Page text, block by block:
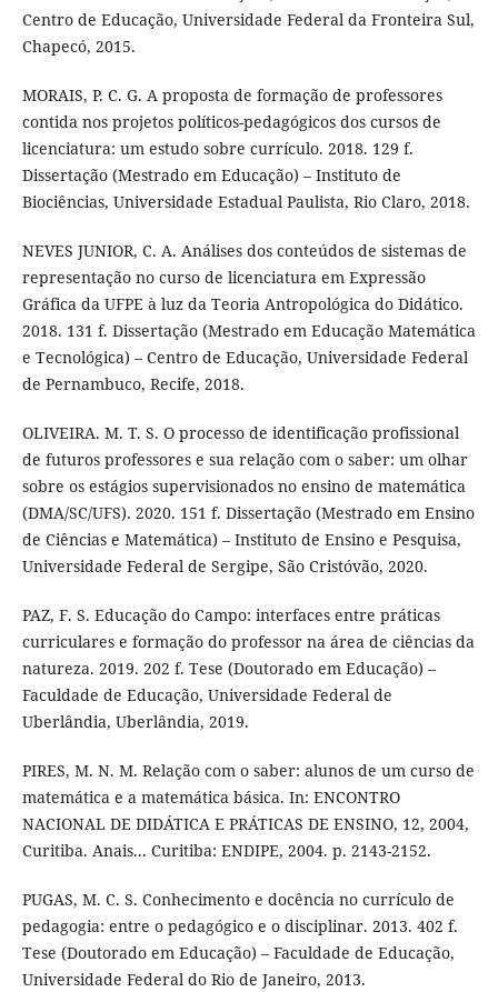
Centro de Educação, Universidade Federal da Fronteira Sul,
Chapecó, 2015.
MORAIS, P. C. G. A proposta de formação de professores
contida nos projetos políticos-pedagógicos dos cursos de
licenciatura: um estudo sobre currículo. 2018. 129 f.
Dissertação (Mestrado em Educação) – Instituto de
Biociências, Universidade Estadual Paulista, Rio Claro, 2018.
NEVES JUNIOR, C. A. Análises dos conteúdos de sistemas de
representação no curso de licenciatura em Expressão
Gráfica da UFPE à luz da Teoria Antropológica do Didático.
2018. 131 f. Dissertação (Mestrado em Educação Matemática
e Tecnológica) – Centro de Educação, Universidade Federal
de Pernambuco, Recife, 2018.
OLIVEIRA. M. T. S. O processo de identificação profissional
de futuros professores e sua relação com o saber: um olhar
sobre os estágios supervisionados no ensino de matemática
(DMA/SC/UFS). 2020. 151 f. Dissertação (Mestrado em Ensino
de Ciências e Matemática) – Instituto de Ensino e Pesquisa,
Universidade Federal de Sergipe, São Cristóvão, 2020.
PAZ, F. S. Educação do Campo: interfaces entre práticas
curriculares e formação do professor na área de ciências da
natureza. 2019. 202 f. Tese (Doutorado em Educação) –
Faculdade de Educação, Universidade Federal de
Uberlândia, Uberlândia, 2019.
PIRES, M. N. M. Relação com o saber: alunos de um curso de
matemática e a matemática básica. In: ENCONTRO
NACIONAL DE DIDÁTICA E PRÁTICAS DE ENSINO, 12, 2004,
Curitiba. Anais... Curitiba: ENDIPE, 2004. p. 2143-2152.
PUGAS, M. C. S. Conhecimento e docência no currículo de
pedagogia: entre o pedagógico e o disciplinar. 2013. 402 f.
Tese (Doutorado em Educação) – Faculdade de Educação,
Universidade Federal do Rio de Janeiro, 2013.